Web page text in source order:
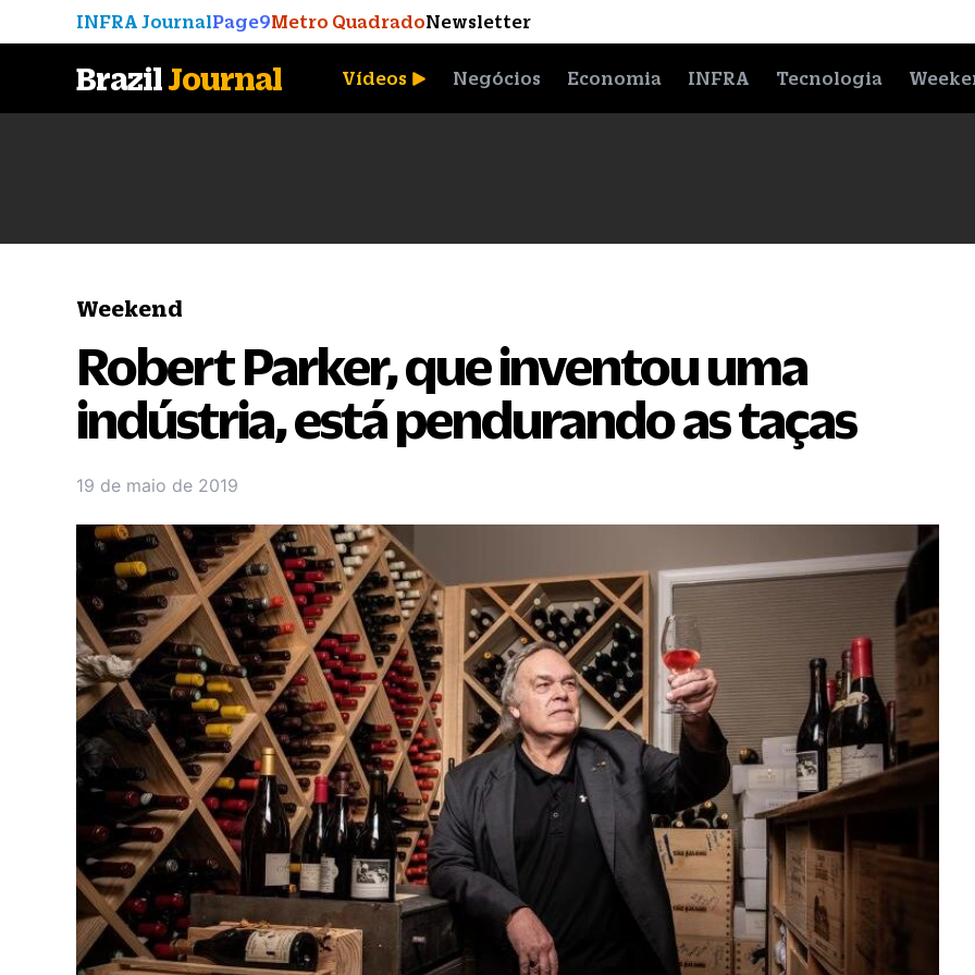
INFRA JournalPage9Metro QuadradoNewsletter
BrazilJournal Vídeos Negócios Economia INFRA Tecnologia
Weekend
Robert Parker, que inventou uma
indústria, está pendurando as taças
19 de maio de 2019